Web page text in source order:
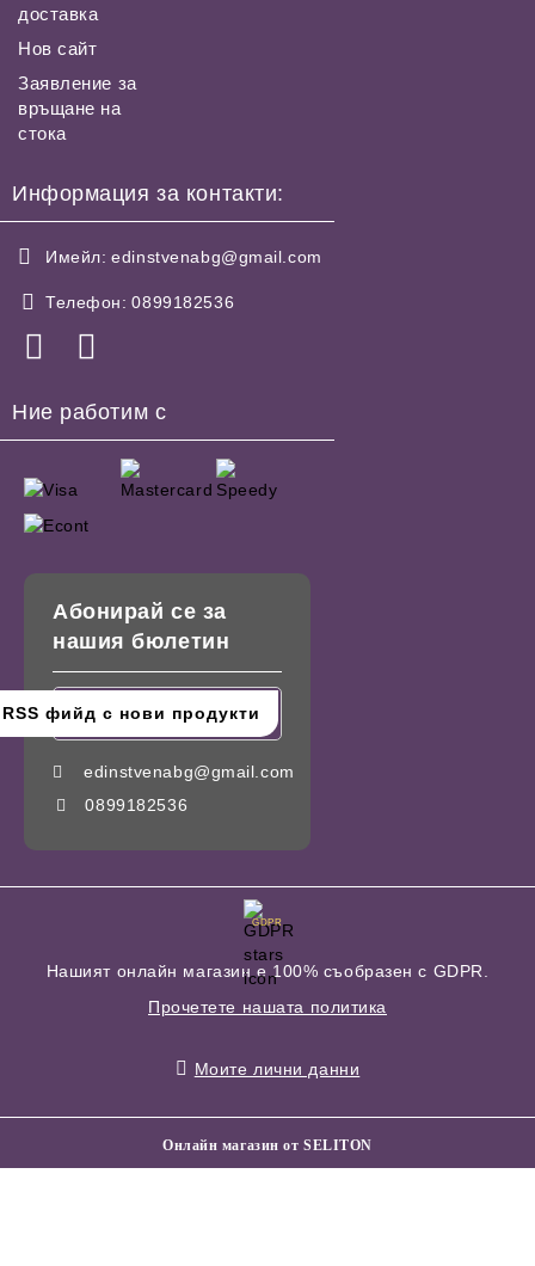
доставка
Нов сайт
Заявление за
връщане на
стока
Информация за контакти:
Имейл: edinstvenabg@gmail.com
Телефон: 0899182536
Ние работим с
Абонирай се за
нашия бюлетин
edinstvenabg@gmail.com
0899182536
GDPR
Нашият онлайн магазин е 100% съобразен с GDPR.
Прочетете нашата политика
Моите лични данни
Онлайн магазин от SELITON